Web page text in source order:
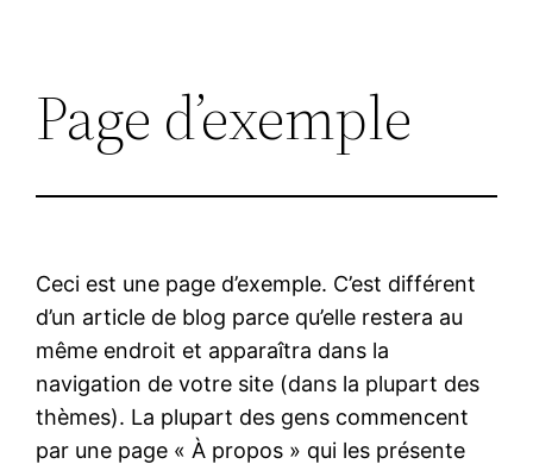
Page d’exemple
Ceci est une page d’exemple. C’est différent
d’un article de blog parce qu’elle restera au
même endroit et apparaîtra dans la
navigation de votre site (dans la plupart des
thèmes). La plupart des gens commencent
par une page « À propos » qui les présente